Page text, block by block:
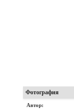
Фотография
Автор: